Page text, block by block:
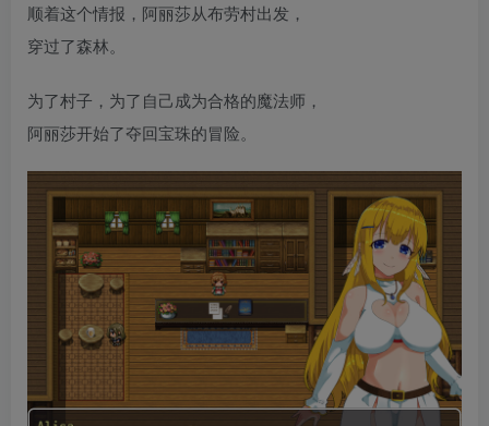
顺着这个情报，阿丽莎从布劳村出发，
穿过了森林。
为了村子，为了自己成为合格的魔法师，
阿丽莎开始了夺回宝珠的冒险。